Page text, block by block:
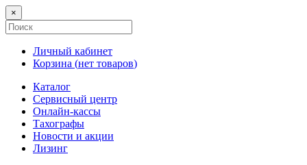
×
Личный кабинет
Корзина (нет товаров)
Каталог
Сервисный центр
Онлайн-кассы
Тахографы
Новости и акции
Лизинг